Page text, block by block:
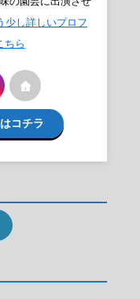
少し詳しいプロフ
ちら
コチラ